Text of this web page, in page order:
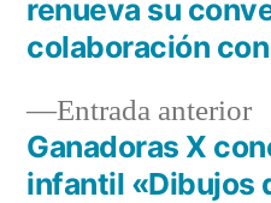
Entrada anterior
Ganadoras X
infantil «Dibujos
renueva su
colaboración con